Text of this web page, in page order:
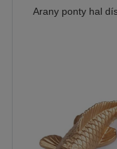
Arany ponty hal